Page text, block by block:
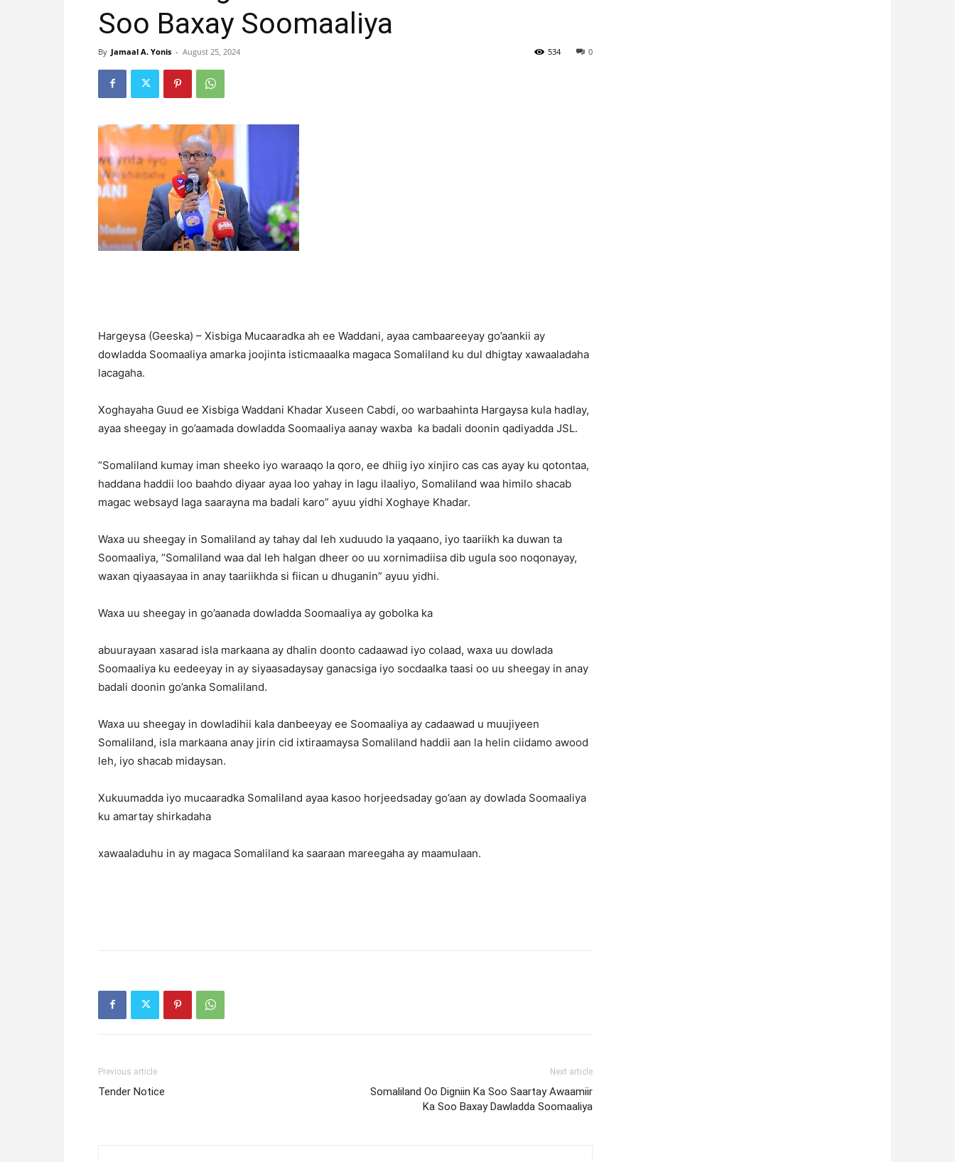
Soo Baxay Soomaaliya
By Jamaal A. Yonis - August 25, 2024 0
534
Hargeysa (Geeska) – Xisbiga Mucaaradka ah ee Waddani, ayaa cambaareeyay go’aankii ay
dowladda Soomaaliya amarka joojinta isticmaaalka magaca Somaliland ku dul dhigtay xawaaladaha
lacagaha.
Xoghayaha Guud ee Xisbiga Waddani Khadar Xuseen Cabdi, oo warbaahinta Hargaysa kula hadlay,
ayaa sheegay in go’aamada dowladda Soomaaliya aanay waxba ka badali doonin qadiyadda JSL.
“Somaliland kumay iman sheeko iyo waraaqo la qoro, ee dhiig iyo xinjiro cas cas ayay ku qotontaa,
haddana haddii loo baahdo diyaar ayaa loo yahay in lagu ilaaliyo, Somaliland waa himilo shacab
magac websayd laga saarayna ma badali karo” ayuu yidhi Xoghaye Khadar.
Waxa uu sheegay in Somaliland ay tahay dal leh xuduudo la yaqaano, iyo taariikh ka duwan ta
Soomaaliya, “Somaliland waa dal leh halgan dheer oo uu xornimadiisa dib ugula soo noqonayay,
waxan qiyaasayaa in anay taariikhda si fiican u dhuganin” ayuu yidhi.
Waxa uu sheegay in go’aanada dowladda Soomaaliya ay gobolka ka
abuurayaan xasarad isla markaana ay dhalin doonto cadaawad iyo colaad, waxa uu dowlada
Soomaaliya ku eedeeyay in ay siyaasadaysay ganacsiga iyo socdaalka taasi oo uu sheegay in anay
badali doonin go’anka Somaliland.
Waxa uu sheegay in dowladihii kala danbeeyay ee Soomaaliya ay cadaawad u muujiyeen
Somaliland, isla markaana anay jirin cid ixtiraamaysa Somaliland haddii aan la helin ciidamo awood
leh, iyo shacab midaysan.
Xukuumadda iyo mucaaradka Somaliland ayaa kasoo horjeedsaday go’aan ay dowlada Soomaaliya
ku amartay shirkadaha
xawaaladuhu in ay magaca Somaliland ka saaraan mareegaha ay maamulaan.
Previous article
Tender Notice
Next article
Somaliland Oo Digniin Ka Soo Saartay Awaamiir
Ka Soo Baxay Dawladda Soomaaliya